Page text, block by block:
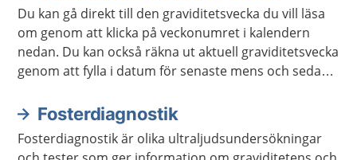
Du kan gå direkt till den graviditetsvecka du vill läsa
om genom att klicka på veckonumret i kalendern
nedan. Du kan också räkna ut aktuell graviditetsvecka
genom att fylla i datum för senaste mens och sedan
beräknat födelsedatum kan i stället ange det direkt.
Fosterdiagnostik
Fosterdiagnostik är olika ultraljudsundersökningar